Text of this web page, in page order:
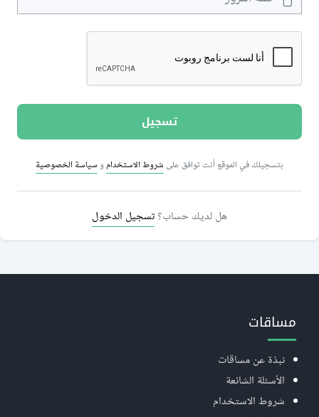
بتسجيلك في الموقع أنت توافق على شروط الاستخداموسياسة الخصوصية
هل لديك حساب؟تسجيل الدخول
مساقات
نبذة عن مساقات
الأسئلة الشائعة
شروط الاستخدام